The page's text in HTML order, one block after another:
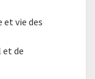
et vie des
de